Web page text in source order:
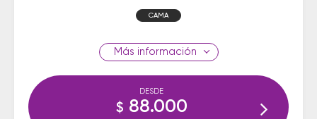
CAMA
información
DESDE
$ 88.000